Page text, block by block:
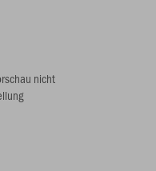
nicht